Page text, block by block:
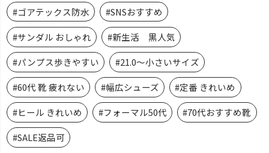
#ゴアテックス防水 #SNSおすすめ
#サンダル おしゃれ #新生活 黒人気
#パンプス歩きやすい #21.0～小さいサイズ
#60代 靴 疲れない #幅広シューズ #定番 きれいめ
#ヒール きれいめ #フォーマル50代 #70代おすすめ靴
#SALE返品可